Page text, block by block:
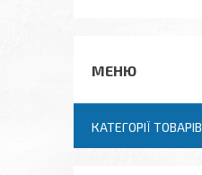
КАТЕГОРІЇ ТОВАРІВ